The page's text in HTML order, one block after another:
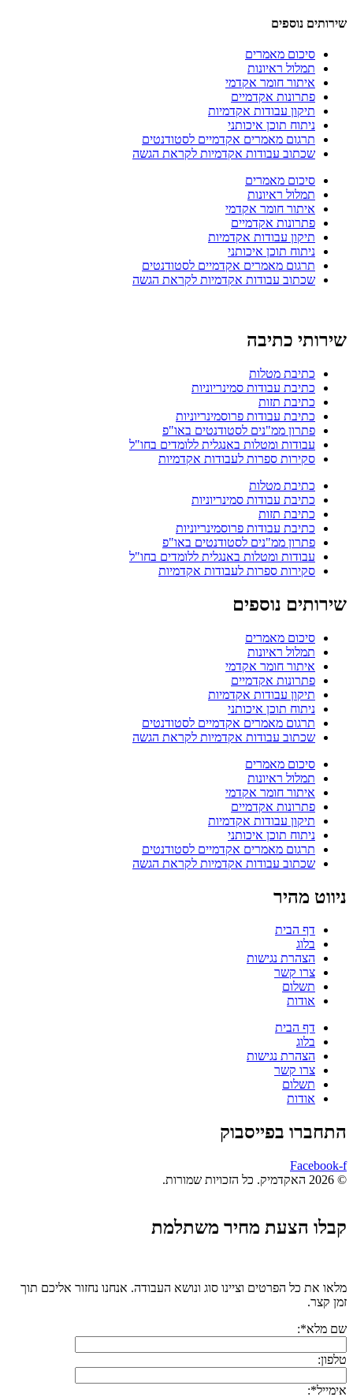
שירותים נוספים
סיכום מאמרים
תמלול ראיונות
איתור חומר אקדמי
פתרונות אקדמיים
תיקון עבודות אקדמיות
ניתוח תוכן איכותני
תרגום מאמרים אקדמיים לסטודנטים
שכתוב עבודות אקדמיות לקראת הגשה
סיכום מאמרים
תמלול ראיונות
איתור חומר אקדמי
פתרונות אקדמיים
תיקון עבודות אקדמיות
ניתוח תוכן איכותני
תרגום מאמרים אקדמיים לסטודנטים
שכתוב עבודות אקדמיות לקראת הגשה
שירותי כתיבה
כתיבת מטלות
כתיבת עבודות סמינריוניות
כתיבת תזות
כתיבת עבודות פרוסמינריוניות
פתרון ממ"נים לסטודנטים באו"פ
עבודות ומטלות באנגלית ללומדים בחו"ל
סקירות ספרות לעבודות אקדמיות
כתיבת מטלות
כתיבת עבודות סמינריוניות
כתיבת תזות
כתיבת עבודות פרוסמינריוניות
פתרון ממ"נים לסטודנטים באו"פ
עבודות ומטלות באנגלית ללומדים בחו"ל
סקירות ספרות לעבודות אקדמיות
שירותים נוספים
סיכום מאמרים
תמלול ראיונות
איתור חומר אקדמי
פתרונות אקדמיים
תיקון עבודות אקדמיות
ניתוח תוכן איכותני
תרגום מאמרים אקדמיים לסטודנטים
שכתוב עבודות אקדמיות לקראת הגשה
סיכום מאמרים
תמלול ראיונות
איתור חומר אקדמי
פתרונות אקדמיים
תיקון עבודות אקדמיות
ניתוח תוכן איכותני
תרגום מאמרים אקדמיים לסטודנטים
שכתוב עבודות אקדמיות לקראת הגשה
ניווט מהיר
דף הבית
בלוג
הצהרת נגישות
צרו קשר
תשלום
אודות
דף הבית
בלוג
הצהרת נגישות
צרו קשר
תשלום
אודות
התחברו בפייסבוק
Facebook-f
© 2026 האקדמיק. כל הזכויות שמורות.
קבלו הצעת מחיר משתלמת
מלאו את כל הפרטים וציינו סוג ונושא העבודה. אנחנו נחזור אליכם תוך
זמן קצר.
שם מלא*:
טלפון:
אימייל*: